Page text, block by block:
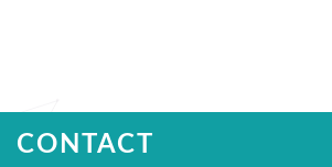
CONTACT